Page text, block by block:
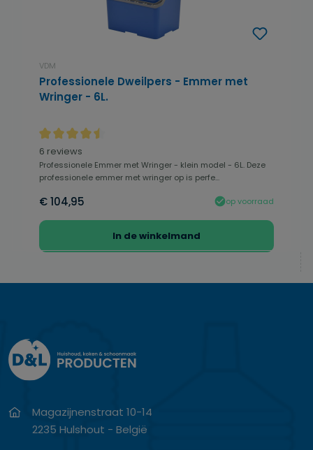
VDM
Professionele Dweilpers - Emmer met
Wringer - 6L.
Gemiddelde waardering van 4.42 van 5 sterren
6 reviews
Professionele Emmer met Wringer - klein model - 6L. Deze
professionele emmer met wringer op is perfe...
€ 104,95 op voorraad
In de winkelmand
Magazijnenstraat 10-14
2235 Hulshout - België